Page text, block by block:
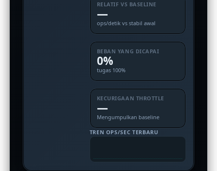
RELATIF VS BASELINE
—
ops/detik vs stabil awal
BEBAN YANG DICAPAI
0%
tugas 100%
KECURIGAAN THROTTLE
—
Mengumpulkan baseline
TREN OPS/SEC TERBARU